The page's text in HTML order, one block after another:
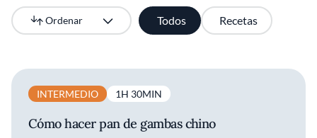
Todos Recetas
Ordenar
Más recientes
INTERMEDIO 1H 30MIN
Cómo hacer pan de gambas chino